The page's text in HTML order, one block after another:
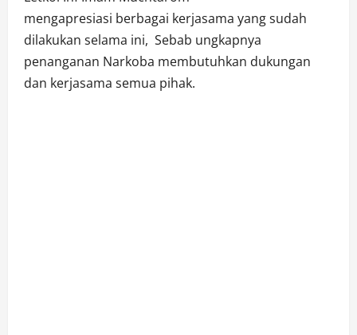
mengapresiasi berbagai kerjasama yang sudah
dilakukan selama ini, Sebab ungkapnya
penanganan Narkoba membutuhkan dukungan
dan kerjasama semua pihak.